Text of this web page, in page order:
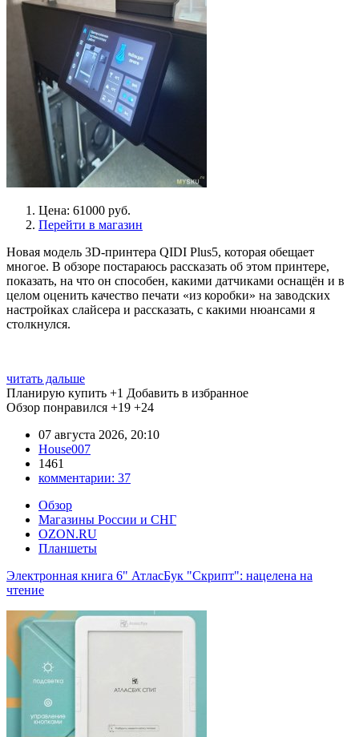
Цена: 61000 руб.
Перейти в магазин
Новая модель 3D-принтера QIDI Plus5, которая обещает
многое. В обзоре постараюсь рассказать об этом принтере,
показать, на что он способен, какими датчиками оснащён и в
целом оценить качество печати «из коробки» на заводских
настройках слайсера и рассказать, с какими нюансами я
столкнулся.
читать дальше
Планирую купить +1 Добавить в избранное
Обзор понравился +19 +24
07 августа 2026, 20:10
House007
1461
комментарии: 37
Обзор
Магазины России и СНГ
OZON.RU
Планшеты
Электронная книга 6" АтласБук "Скрипт": нацелена на
чтение